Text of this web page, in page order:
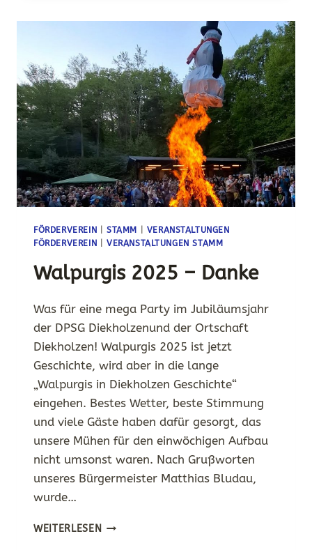
FÖRDERVEREIN STAMM
VERANSTALTUNGEN
FÖRDERVEREIN
VERANSTALTUNGEN STAMM
Walpurgis 2025 – Danke
Was für eine mega Party im Jubiläumsjahr
der DPSG Diekholzenund der Ortschaft
Diekholzen! Walpurgis 2025 ist jetzt
Geschichte, wird aber in die lange
„Walpurgis in Diekholzen Geschichte“
eingehen. Bestes Wetter, beste Stimmung
und viele Gäste haben dafür gesorgt, das
unsere Mühen für den einwöchigen Aufbau
nicht umsonst waren. Nach Grußworten
unseres Bürgermeister Matthias Bludau,
wurde…
WEITERLESENWALPURGIS